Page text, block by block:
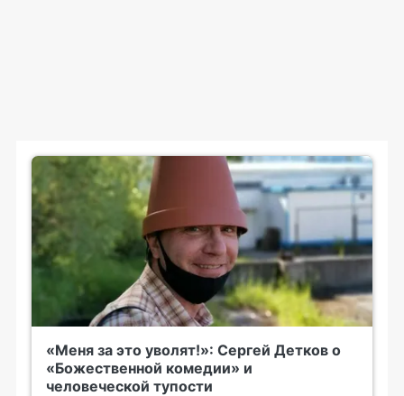
«Меня за это уволят!»: Сергей Детков о
«Божественной комедии» и
человеческой тупости